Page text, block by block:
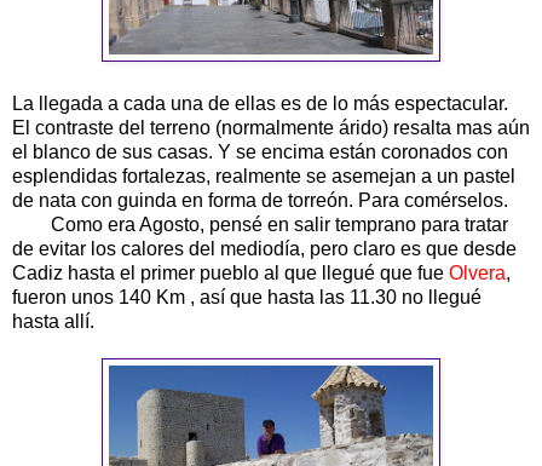
La llegada a cada una de ellas es de lo más espectacular.
El contraste del terreno (normalmente árido) resalta mas aún
el blanco de sus casas. Y se encima están coronados con
esplendidas fortalezas, realmente se asemejan a un pastel
de nata con guinda en forma de torreón. Para comérselos.
Como era Agosto, pensé en salir temprano para tratar
de evitar los calores del mediodía, pero claro es que desde
Cadiz hasta el primer pueblo al que llegué que fue Olvera,
fueron unos 140 Km , así que hasta las 11.30 no llegué
hasta allí.